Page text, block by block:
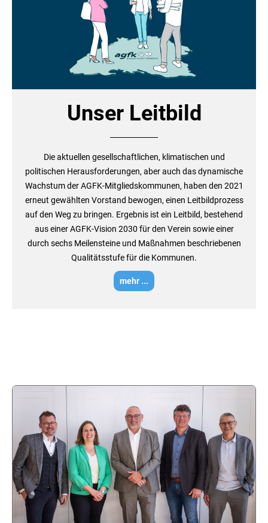
Unser Leitbild
Die aktuellen gesellschaftlichen, klimatischen und
politischen Herausforderungen, aber auch das dynamische
Wachstum der AGFK-Mitgliedskommunen, haben den 2021
erneut gewählten Vorstand bewogen, einen Leitbildprozess
auf den Weg zu bringen. Ergebnis ist ein Leitbild, bestehend
aus einer AGFK-Vision 2030 für den Verein sowie einer
durch sechs Meilensteine und Maßnahmen beschriebenen
Qualitätsstufe für die Kommunen.
mehr ...